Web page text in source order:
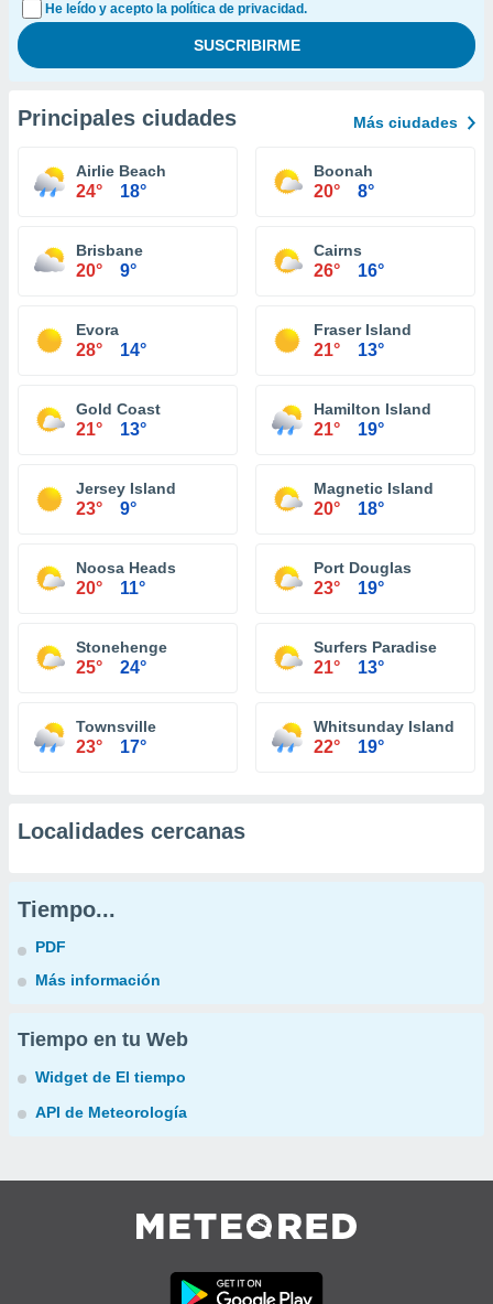
He leído y acepto la política de privacidad.
Principales ciudades Más ciudades
Airlie Beach
24° 18°
Boonah
20° 8°
Brisbane
20° 9°
Cairns
26° 16°
Evora
28° 14°
Fraser Island
21° 13°
Gold Coast
21° 13°
Hamilton Island
21° 19°
Jersey Island
23° 9°
Magnetic Island
20° 18°
Noosa Heads
20° 11°
Port Douglas
23° 19°
Stonehenge
25° 24°
Surfers Paradise
21° 13°
Townsville
23° 17°
Whitsunday Island
22° 19°
Localidades cercanas
Tiempo...
PDF
Más información
Tiempo en tu Web
Widget de El tiempo
API de Meteorología